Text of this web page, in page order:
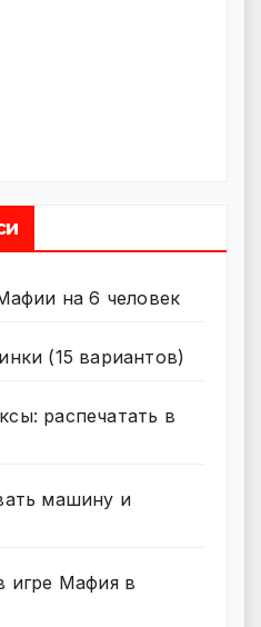
на 6 человек
(15 вариантов)
распечатать в
машину и
игре Мафия в